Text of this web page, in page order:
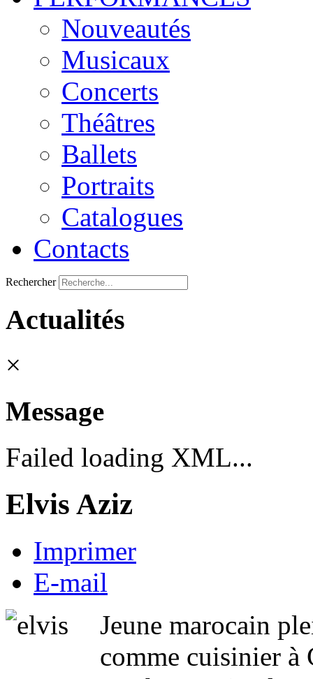
Nouveautés
Musicaux
Concerts
Théâtres
Ballets
Portraits
Catalogues
Contacts
Rechercher
Actualités
×
Message
Failed loading XML...
Elvis Aziz
Imprimer
E-mail
Jeune marocain
comme cuisinier à